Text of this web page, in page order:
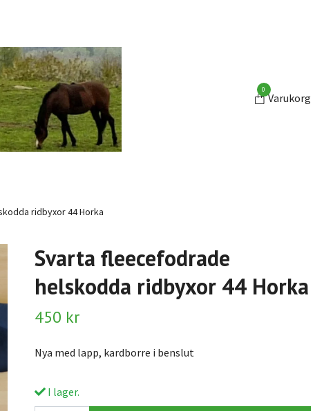
0
Varukorg
ridbyxor 44 Horka
Svarta fleecefodrade
helskodda ridbyxor 44 Horka
450 kr
Nya med lapp, kardborre i benslut
I lager.